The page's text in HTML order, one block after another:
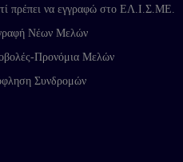
πρέπει να εγγραφώ στο ΕΛ.Ι.Σ.ΜΕ.
Νέων Μελών
Προνόμια Μελών
Συνδρομών